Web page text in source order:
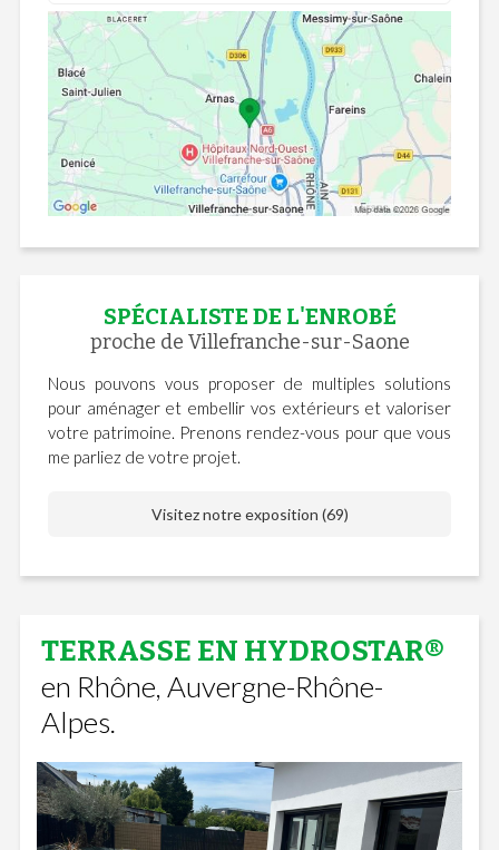
SPÉCIALISTE DE L'ENROBÉ
proche de Villefranche-sur-Saone
Nous pouvons vous proposer de multiples solutions
pour aménager et embellir vos extérieurs et valoriser
votre patrimoine. Prenons rendez-vous pour que vous
me parliez de votre projet.
Visitez notre exposition (69)
TERRASSE EN HYDROSTAR®
en Rhône, Auvergne-Rhône-
Alpes.